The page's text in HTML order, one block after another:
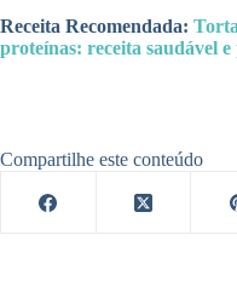
Receita Recomendada:
proteínas: receita saudável
Compartilhe este conteúdo